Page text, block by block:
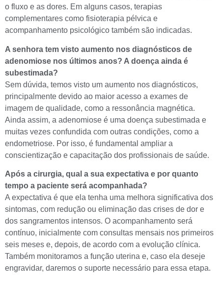
o fluxo e as dores. Em alguns casos, terapias
complementares como fisioterapia pélvica e
acompanhamento psicológico também são indicadas.
A senhora tem visto aumento nos diagnósticos de
adenomiose nos últimos anos? A doença ainda é
subestimada?
Sem dúvida, temos visto um aumento nos diagnósticos,
principalmente devido ao maior acesso a exames de
imagem de qualidade, como a ressonância magnética.
Ainda assim, a adenomiose é uma doença subestimada e
muitas vezes confundida com outras condições, como a
endometriose. Por isso, é fundamental ampliar a
conscientização e capacitação dos profissionais de saúde.
Após a cirurgia, qual a sua expectativa e por quanto
tempo a paciente será acompanhada?
A expectativa é que ela tenha uma melhora significativa dos
sintomas, com redução ou eliminação das crises de dor e
dos sangramentos intensos. O acompanhamento será
contínuo, inicialmente com consultas mensais nos primeiros
seis meses e, depois, de acordo com a evolução clínica.
Também monitoramos a função uterina e, caso ela deseje
engravidar, daremos o suporte necessário para essa etapa.